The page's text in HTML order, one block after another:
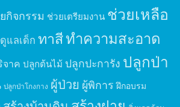
กิจกรรม ช่วยเตรียมงาน ช่วยเหลือ
ดูแลเด็ก ทาสีทำความสะอาด
จาค ปลูกต้นไม้ ปลูกปะการัง ปลูกป่า
ปลูกป่าโกงกาง ผู้ป่วย ผู้พิการ ฝึกอบรม